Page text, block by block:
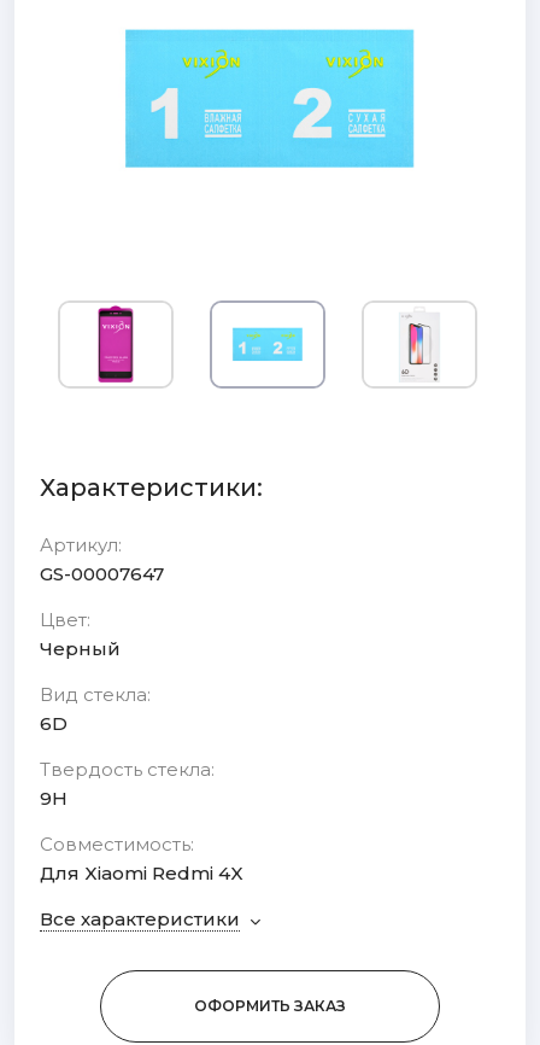
Характеристики:
Артикул:
GS-00007647
Цвет:
Черный
Вид стекла:
6D
Твердость стекла:
9H
Совместимость:
Для Xiaomi Redmi 4X
Все характеристики
ОФОРМИТЬ ЗАКАЗ